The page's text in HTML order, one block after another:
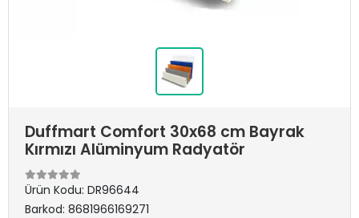
Duffmart Comfort 30x68 cm Bayrak
Kırmızı Alüminyum Radyatör
Ürün Kodu: DR96644
Barkod: 8681966169271